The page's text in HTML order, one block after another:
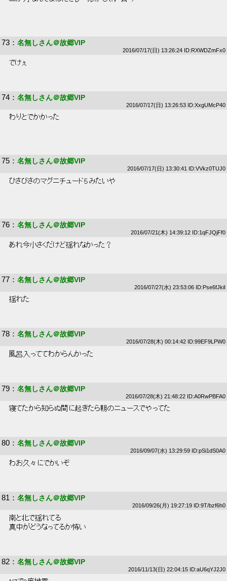
73 ： 名無しさん＠故郷VIP
2016/07/17(日) 13:26:24 ID:RXWDZmFx0
でけぇ
74 ： 名無しさん＠故郷VIP
2016/07/17(日) 13:26:53 ID:XxgUMcP40
わりとでかかった
75 ： 名無しさん＠故郷VIP
2016/07/17(日) 13:30:41 ID:VVkz0TUJ0
ひさびさのマグニチュード５みたいや
76 ： 名無しさん＠故郷VIP
2016/07/21(木) 14:39:12 ID:1qFJQjFf0
あれ今小さくだけど揺れなかった？
77 ： 名無しさん＠故郷VIP
2016/07/27(水) 23:53:06 ID:Pse6fJkiI
揺れた
78 ： 名無しさん＠故郷VIP
2016/07/28(木) 00:14:42 ID:99EF9LPW0
風呂入っててわからんかった
79 ： 名無しさん＠故郷VIP
2016/07/28(木) 21:48:22 ID:A0RwPBFA0
寝てたから知らぬ間に起きたら朝のニュースでやってた
80 ： 名無しさん＠故郷VIP
2016/09/07(水) 13:29:59 ID:pSi1dS0A0
わお久々にでかいぞ
81 ： 名無しさん＠故郷VIP
2016/09/26(月) 19:27:19 ID:9T/bzf6h0
南と北で揺れてる
真中がどうなってるか怖い
82 ： 名無しさん＠故郷VIP
2016/11/13(日) 22:04:15 ID:aU6qYJ2J0